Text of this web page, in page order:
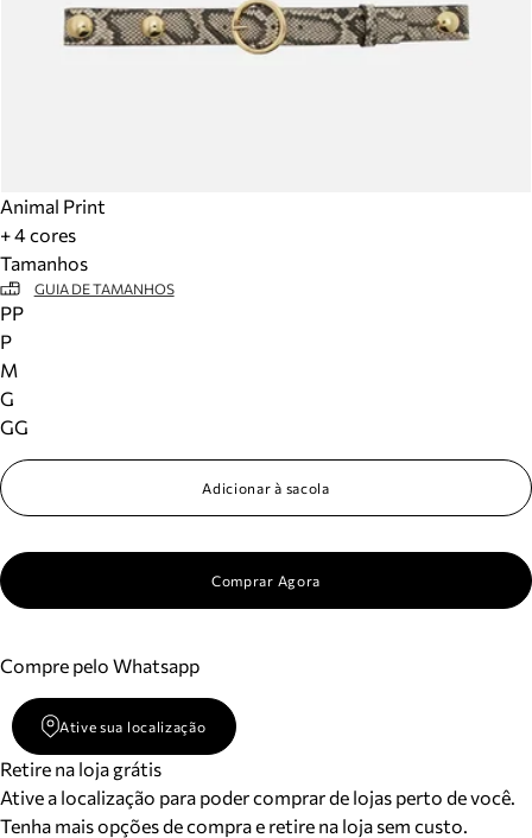
Animal Print
+ 4 cores
Tamanhos
GUIA DE TAMANHOS
PP
P
M
G
GG
Adicionar à sacola
Comprar Agora
Compre pelo Whatsapp
Ative sua localização
Retire na loja grátis
Ative a localização para poder comprar de lojas perto de você.
Tenha mais opções de compra e retire na loja sem custo.